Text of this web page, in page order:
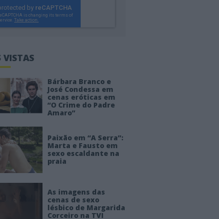
VISTAS
Bárbara Branco e
José Condessa em
cenas eróticas em
“O Crime do Padre
Amaro”
Paixão em “A Serra”:
Marta e Fausto em
sexo escaldante na
praia
As imagens das
cenas de sexo
lésbico de Margarida
Corceiro na TVI